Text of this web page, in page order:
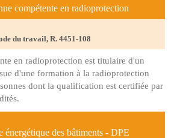
compétente en radioprotection
du travail, R. 4451-108
en radioprotection est titulaire d'un
d'une formation à la radioprotection
dont la qualification est certifiée par
énergétique des bâtiments - DPE